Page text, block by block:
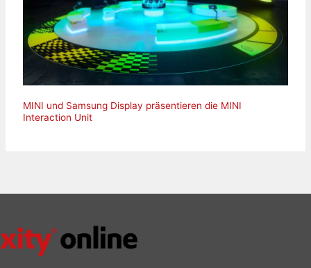
MINI und Samsung Display präsentieren die MINI
Interaction Unit